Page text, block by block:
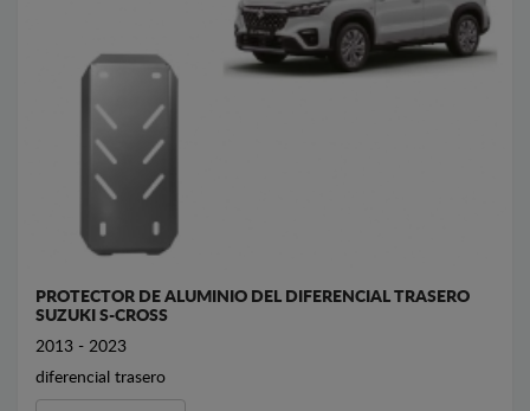
PROTECTOR DE ALUMINIO DEL DIFERENCIAL TRASERO
SUZUKI S-CROSS
2013 - 2023
diferencial trasero